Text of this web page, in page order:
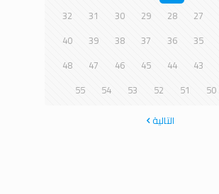
27
28
29
30
31
32
35
36
37
38
39
40
43
44
45
46
47
48
50
51
52
53
54
55
التالية